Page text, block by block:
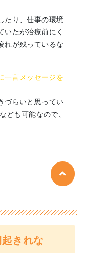
たり、仕事の環境
いたが治療前にく
れが残っているな
一言メッセージを
づらいと思ってい
ども可能なので、
きれな